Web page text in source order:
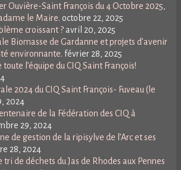
Ouvière-Saint François du 4 Octobre 2025,
le Maire. octobre 22, 2025
croissant ? avril 20, 2025
Biomasse de Gardanne et projets d’avenir
environnante. février 28, 2025
l’équipe du CIQ Saint François!
2024 du CIQ Saint François- Fuveau (le
2024
de la Fédération des CIQ à
29, 2024
de gestion de la ripisylve de l’Arc et ses
28, 2024
de déchets du Jas de Rhodes aux Pennes